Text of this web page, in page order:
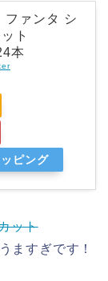
ファンタ シ
ト
本
ピング
ット
ますぎです！